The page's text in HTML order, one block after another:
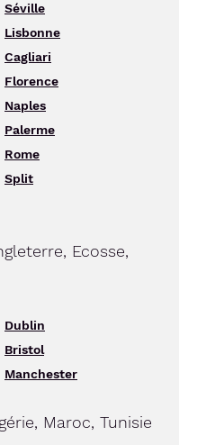
Séville
Lisbonne
Cagliari
Florence
Naples
Palerme
Rome
Split
Ecosse,
Dublin
Bristol
Manchester
Maroc, Tunisie